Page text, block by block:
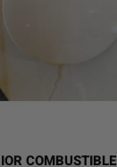
COMBUSTIBLE